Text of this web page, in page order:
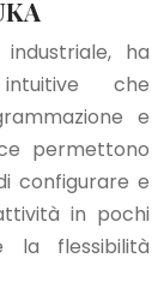
ha
che
e
permettono
configurare e
in pochi
la flessibilità